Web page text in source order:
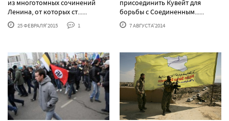
из многотомных сочинений
Ленина, от которых ст......
25 ФЕВРАЛЯ'2015 1
присоединить Кувейт для
борьбы с Соединенным......
7 АВГУСТА'2014